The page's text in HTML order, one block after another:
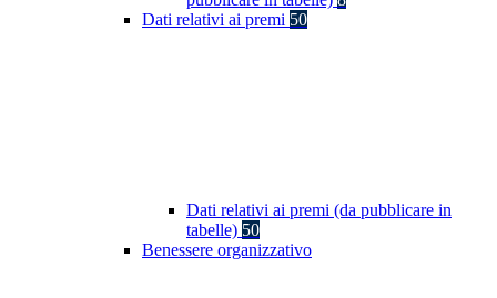
Dati relativi ai premi 50
Dati relativi ai premi (da pubblicare in
tabelle) 50
Benessere organizzativo